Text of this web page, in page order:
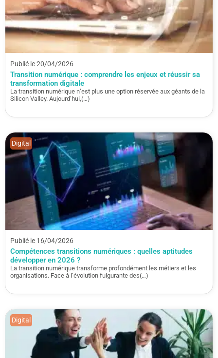
Publié le 20/04/2026
Transition numérique : comprendre les enjeux et réussir sa
transformation digitale
La transition numérique n’est plus une option réservée aux géants de la
Silicon Valley. Aujourd’hui,(…)
Publié le 16/04/2026
Compétences transitions numériques : quelles aptitudes
développer en 2026 ?
La transition numérique transforme profondément les métiers et les
organisations. Face à l’évolution fulgurante des(…)
Digital
Digital